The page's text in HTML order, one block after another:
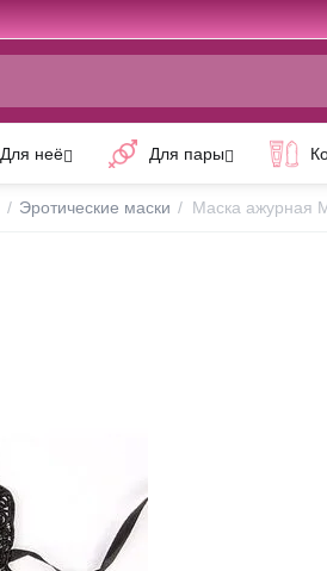
Для неё Для пары
/ Эротические маски / Маска ажурная